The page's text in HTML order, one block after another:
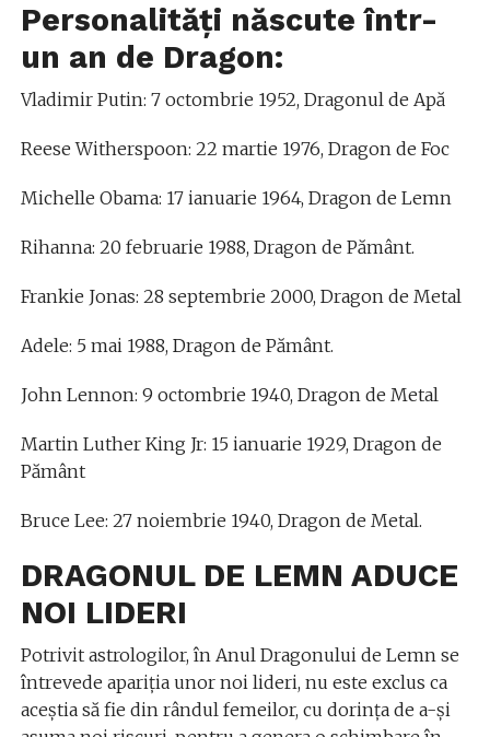
Personalităţi născute într-
un an de Dragon:
Vladimir Putin: 7 octombrie 1952, Dragonul de Apă
Reese Witherspoon: 22 martie 1976, Dragon de Foc
Michelle Obama: 17 ianuarie 1964, Dragon de Lemn
Rihanna: 20 februarie 1988, Dragon de Pământ.
Frankie Jonas: 28 septembrie 2000, Dragon de Metal
Adele: 5 mai 1988, Dragon de Pământ.
John Lennon: 9 octombrie 1940, Dragon de Metal
Martin Luther King Jr: 15 ianuarie 1929, Dragon de
Pământ
Bruce Lee: 27 noiembrie 1940, Dragon de Metal.
DRAGONUL DE LEMN ADUCE
NOI LIDERI
Potrivit astrologilor, în Anul Dragonului de Lemn se
întrevede apariţia unor noi lideri, nu este exclus ca
aceştia să fie din rândul femeilor, cu dorinţa de a-şi